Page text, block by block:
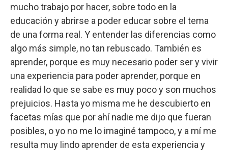
mucho trabajo por hacer, sobre todo en la
educación y abrirse a poder educar sobre el tema
de una forma real. Y entender las diferencias como
algo más simple, no tan rebuscado. También es
aprender, porque es muy necesario poder ser y vivir
una experiencia para poder aprender, porque en
realidad lo que se sabe es muy poco y son muchos
prejuicios. Hasta yo misma me he descubierto en
facetas mías que por ahí nadie me dijo que fueran
posibles, o yo no me lo imaginé tampoco, y a mí me
resulta muy lindo aprender de esta experiencia y